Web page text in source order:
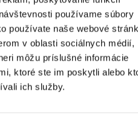
používame súbory
používate naše webové
v oblasti sociálnych médií,
môžu príslušné informácie
ktoré ste im poskytli alebo
ich služby.
16,30 €
From Zero (Coloured